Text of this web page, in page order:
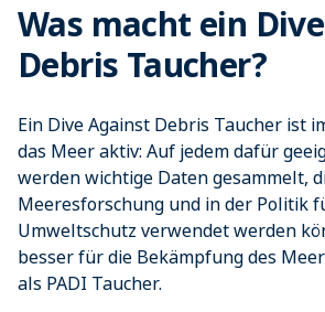
Was macht ein
Debris Taucher?
Ein Dive Against Debris Taucher ist
das Meer aktiv: Auf jedem dafür
werden wichtige Daten gesammelt,
Meeresforschung und in der Politik
Umweltschutz verwendet werden
besser für die Bekämpfung des
als PADI Taucher.